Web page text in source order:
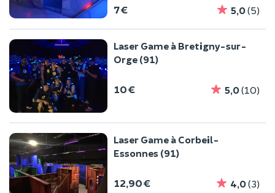
7 € 5,0(5)
Laser Game à Bretigny-sur-
Orge (91)
10 € 5,0(10)
Laser Game à Corbeil-
Essonnes (91)
12,90 € 4,0(3)